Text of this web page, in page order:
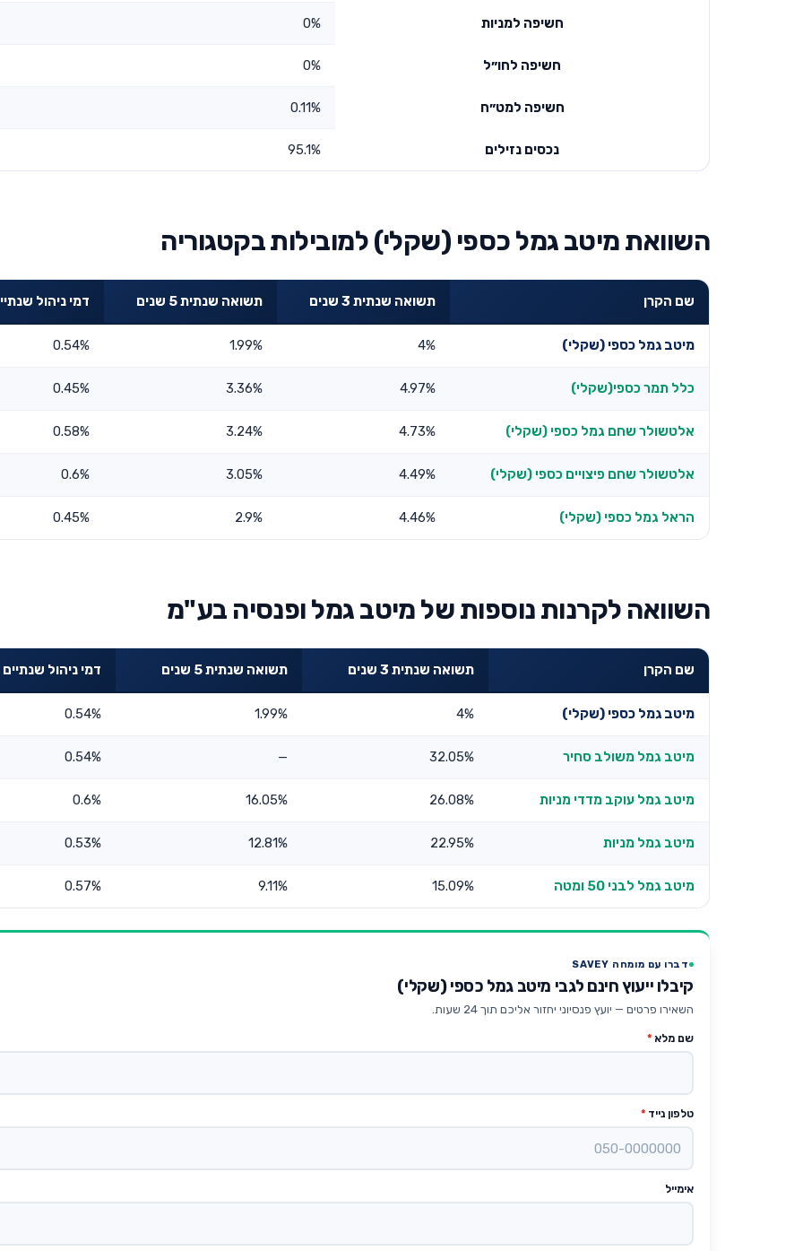
חשיפה למניות 0%
חשיפה לחו״ל 0%
חשיפה למט״ח 0.11%
נכסים נזילים 95.1%
השוואת מיטב גמל כספי (שקלי) למובילות בקטגוריה
שם הקרן תשואה שנתית 3 שנים תשואה שנתית 5 שנים דמי ניהול
מיטב גמל כספי (שקלי) 4%
1.99%
0.54%
כלל תמר כספי(שקלי) 4.97%
3.36%
0.45%
אלטשולר שחם גמל כספי (שקלי) 4.73%
3.24%
0.58%
אלטשולר שחם פיצויים כספי (שקלי) 4.49%
3.05%
0.6%
הראל גמל כספי (שקלי) 4.46%
2.9%
0.45%
השוואה לקרנות נוספות של מיטב גמל ופנסיה בע"מ
שם הקרן תשואה שנתית 3 שנים תשואה שנתית 5 שנים דמי ניהול שנתיים
מיטב גמל כספי (שקלי) 4%
1.99%
0.54%
מיטב גמל משולב סחיר 32.05%
—
0.54%
מיטב גמל עוקב מדדי מניות 26.08%
16.05%
0.6%
מיטב גמל מניות 22.95%
12.81%
0.53%
מיטב גמל לבני 50 ומטה 15.09%
9.11%
0.57%
דברו עם מומחה SAVEY
קיבלו ייעוץ חינם לגבי מיטב גמל כספי (שקלי)
השאירו פרטים — יועץ פנסיוני יחזור אליכם תוך 24 שעות.
שם מלא *
טלפון נייד *
אימייל